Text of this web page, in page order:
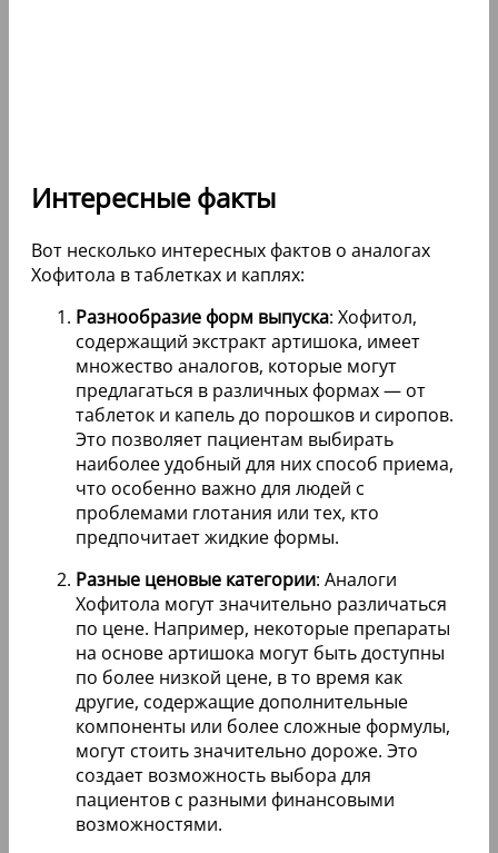
Интересные факты
Вот несколько интересных фактов о аналогах
Хофитола в таблетках и каплях:
Разнообразие форм выпуска: Хофитол,
содержащий экстракт артишока, имеет
множество аналогов, которые могут
предлагаться в различных формах — от
таблеток и капель до порошков и сиропов.
Это позволяет пациентам выбирать
наиболее удобный для них способ приема,
что особенно важно для людей с
проблемами глотания или тех, кто
предпочитает жидкие формы.
Разные ценовые категории: Аналоги
Хофитола могут значительно различаться
по цене. Например, некоторые препараты
на основе артишока могут быть доступны
по более низкой цене, в то время как
другие, содержащие дополнительные
компоненты или более сложные формулы,
могут стоить значительно дороже. Это
создает возможность выбора для
пациентов с разными финансовыми
возможностями.